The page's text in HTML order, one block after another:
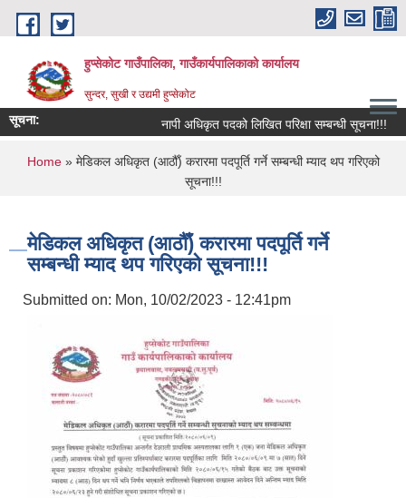
Skip to main content
हुप्सेकोट गाउँपालिका, गाउँकार्यपालिकाको कार्यालय
सुन्दर, सुखी र उद्यमी हुप्सेकोट
सूचना: नापी अधिकृत पदको लिखित परिक्षा सम्बन्धी सूचना!!!
You are here
Home» मेडिकल अधिकृत (आठौँ) करारमा पदपूर्ति गर्ने सम्बन्धी म्याद थप गरिएको
सूचना!!!
मेडिकल अधिकृत (आठौँ) करारमा पदपूर्ति गर्ने
सम्बन्धी म्याद थप गरिएको सूचना!!!
Submitted on: Mon, 10/02/2023 - 12:41pm